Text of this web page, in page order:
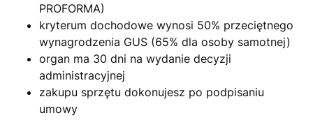
PROFORMA)
kryterum dochodowe wynosi 50% przeciętnego
wynagrodzenia GUS (65% dla osoby samotnej)
organ ma 30 dni na wydanie decyzji
administracyjnej
zakupu sprzętu dokonujesz po podpisaniu
umowy